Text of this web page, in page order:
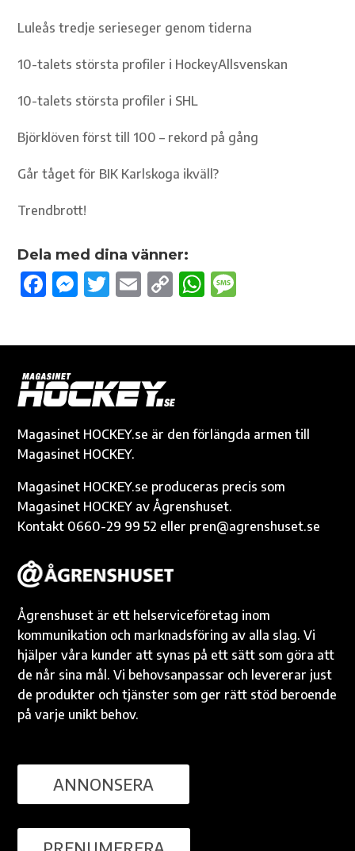
Luleås tredje serieseger genom tiderna
10-talets största profiler i HockeyAllsvenskan
10-talets största profiler i SHL
Björklöven först till 100 – rekord på gång
Går tåget för BIK Karlskoga ikväll?
Trendbrott!
Dela med dina vänner:
F
o
o
k
M
g
er
T
r
E
C
n
k
W
p
Magasinet HOCKEY.se är den förlängda armen till
Magasinet HOCKEY.
Magasinet HOCKEY.se produceras precis som
Magasinet HOCKEY av Ågrenshuset.
Kontakt 0660-29 99 52 eller pren@agrenshuset.se
Ågrenshuset är ett helserviceföretag inom
kommunikation och marknadsföring av alla slag. Vi
hjälper våra kunder att synas på ett sätt som göra att
de når sina mål. Vi behovsanpassar och levererar just
de produkter och tjänster som ger rätt stöd beroende
på varje unikt behov.
ANNONSERA
PRENUMERERA